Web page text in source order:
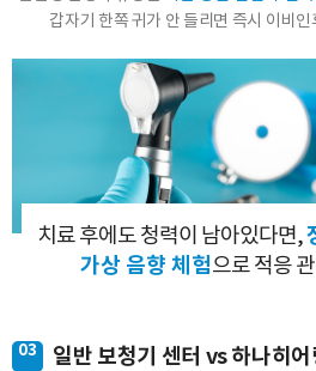
갑자기 한쪽 귀가 안 들리면 즉시 이비
치료 후에도 청력이 남아있다면,
가상 음향 체험으로 적응
03 일반 보청기 센터 vs 하나히어
연락처
예약시간
분야